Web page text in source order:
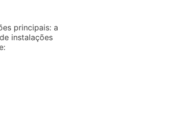
principais: a
instalações